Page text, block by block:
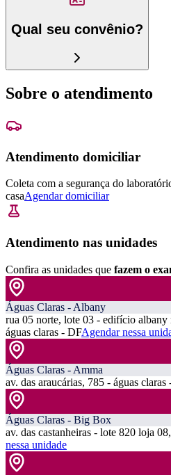
Qual seu convênio?
Sobre o atendimento
Atendimento domiciliar
Coleta com a segurança do
casaAgendar domiciliar
Atendimento nas unidades
Confira as unidades que fazem o
Águas Claras - Albany
rua 05 norte, lote 03 - edifício
águas claras - DFAgendar nessa
Águas Claras - Amma
av. das araucárias, 785 - águas claras
Águas Claras - Big Box
av. das castanheiras - lote 820 loja
nessa unidade